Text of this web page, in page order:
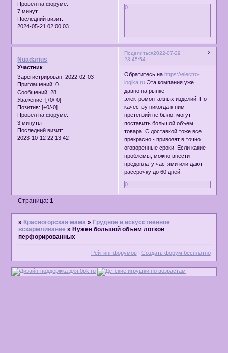
Провел на форуме:
7 минут
Последний визит:
2024-05-21 02:00:03
0
Поделиться 2
2022-07-29
23:45:54
Nuadarius
Участник
Зарегистрирован: 2022-02-03
Приглашений: 0
Сообщений: 28
Уважение: [+0/-0]
Позитив: [+0/-0]
Провел на форуме:
3 минуты
Последний визит:
2023-10-12 22:13:42
Обратитесь наhttps://electro-
logika.ru Эта компания уже
давно на рынке
электромонтажных изделий. По
качеству никогда к ним
претензий не было, могут
поставить большой объем
товара. С доставкой тоже все
прекрасно - привозят в точно
оговоренные сроки. Если какие
проблемы, можно внести
предоплату частями или дают
рассрочку до 60 дней.
0
Страница: 1
» Красногорская мама » Грудное и искусственное
вскармливание » Нужен большой объем лотков
перфорированных
Рейтинг форумов| Создать форум бесплатно